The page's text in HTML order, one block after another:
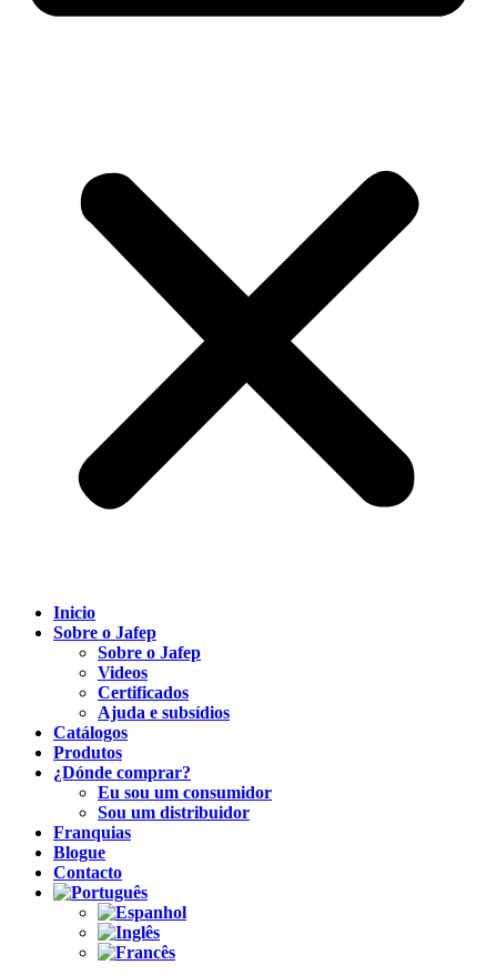
Inicio
Sobre o Jafep
Sobre o Jafep
Videos
Certificados
Ajuda e subsídios
Catálogos
Produtos
¿Dónde comprar?
Eu sou um consumidor
Sou um distribuidor
Franquias
Blogue
Contacto